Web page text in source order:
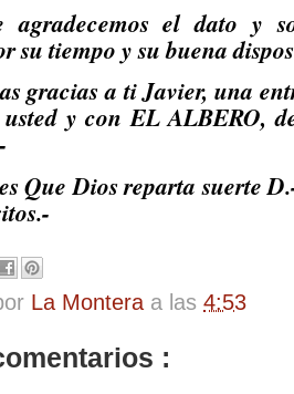
el dato y
su tiempo y su buena
gracias a ti Javier, una
y con EL ALBERO,
Que Dios reparta suerte
La Montera a las 4:53
: